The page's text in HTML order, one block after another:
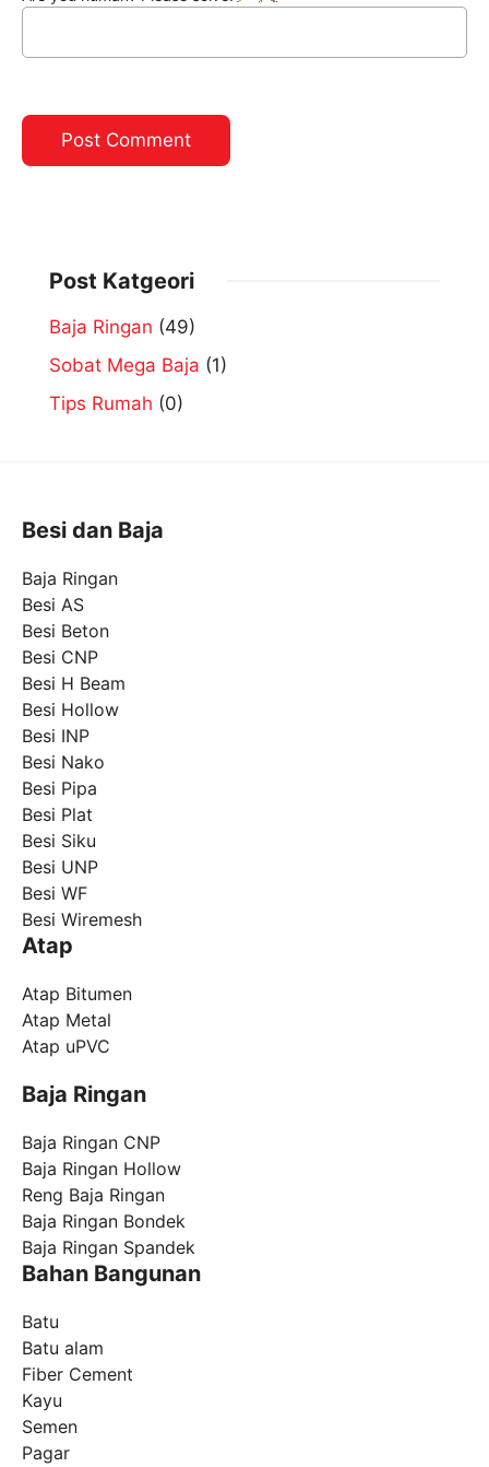
Post Katgeori
Baja Ringan (49)
Sobat Mega Baja (1)
Tips Rumah (0)
Besi dan Baja
Baja Ringan
Besi AS
Besi Beton
Besi CNP
Besi H Beam
Besi Hollow
Besi INP
Besi Nako
Besi Pipa
Besi Plat
Besi Siku
Besi UNP
Besi WF
Besi Wiremesh
Atap
Atap Bitumen
Atap Metal
Atap uPVC
Baja Ringan
Baja Ringan CNP
Baja Ringan Hollow
Reng Baja Ringan
Baja Ringan Bondek
Baja Ringan Spandek
Bahan Bangunan
Batu
Batu alam
Fiber Cement
Kayu
Semen
Pagar